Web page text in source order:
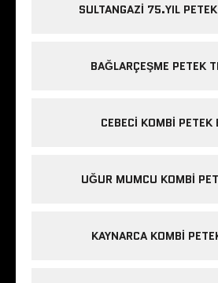
SULTANGAZI 75.YIL
BAĞLARÇEŞME PETEK
CEBECI KOMBI PETEK
UĞUR MUMCU KOMBI
KAYNARCA KOMBI